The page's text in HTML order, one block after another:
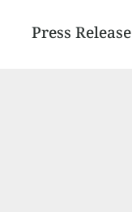
Press Release